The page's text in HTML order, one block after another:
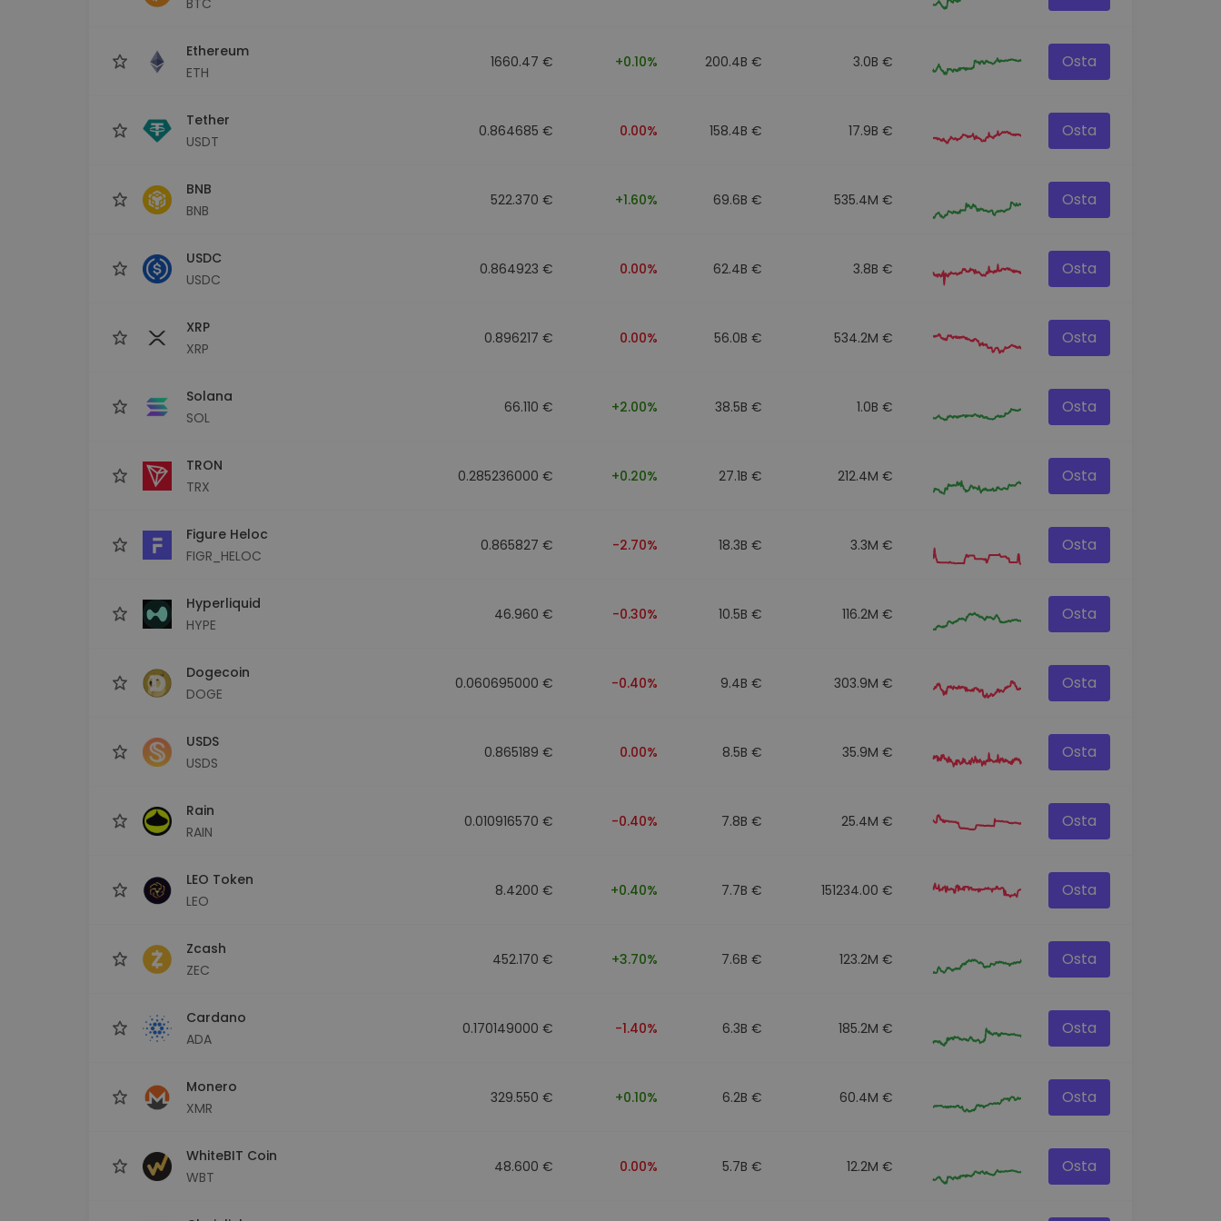
Ethereum
ETH
1660.47 € +0.10% 200.4B € 3.0B € Osta
Tether
USDT
0.864685 € 0.00% 158.4B € 17.9B € Osta
BNB
BNB
522.370 € +1.60% 69.6B € 535.4M € Osta
USDC
USDC
0.864923 € 0.00% 62.4B € 3.8B € Osta
XRP
XRP
0.896217 € 0.00% 56.0B € 534.2M € Osta
Solana
SOL
66.110 € +2.00% 38.5B € 1.0B € Osta
TRON
TRX
0.285236000 € +0.20% 27.1B € 212.4M € Osta
Figure Heloc
FIGR_HELOC
0.865827 € -2.70% 18.3B € 3.3M € Osta
Hyperliquid
HYPE
46.960 € -0.30% 10.5B € 116.2M € Osta
Dogecoin
DOGE
0.060695000 € -0.40% 9.4B € 303.9M € Osta
USDS
USDS
0.865189 € 0.00% 8.5B € 35.9M € Osta
Rain
RAIN
0.010916570 € -0.40% 7.8B € 25.4M € Osta
LEO Token
LEO
8.4200 € +0.40% 7.7B € 151234.00 € Osta
Zcash
ZEC
452.170 € +3.70% 7.6B € 123.2M € Osta
Cardano
ADA
0.170149000 € -1.40% 6.3B € 185.2M € Osta
Monero
XMR
329.550 € +0.10% 6.2B € 60.4M € Osta
WhiteBIT Coin
WBT
48.600 € 0.00% 5.7B € 12.2M € Osta